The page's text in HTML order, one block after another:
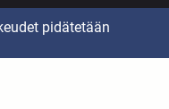
pidätetään